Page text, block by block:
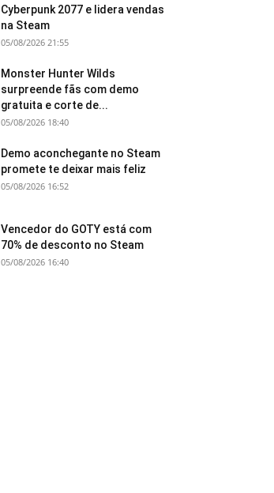
Cyberpunk 2077 e lidera vendas
na Steam
05/08/2026 21:55
Monster Hunter Wilds
surpreende fãs com demo
gratuita e corte de...
05/08/2026 18:40
Demo aconchegante no Steam
promete te deixar mais feliz
05/08/2026 16:52
Vencedor do GOTY está com
70% de desconto no Steam
05/08/2026 16:40